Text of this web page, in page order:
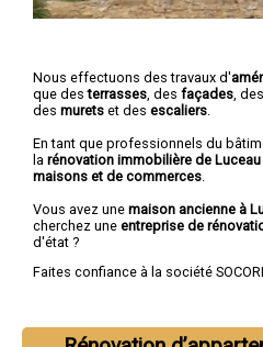
Nous effectuons des travaux d'
que desterrasses , des façades , des
des murets et des escaliers
En tant que professionnels du
la rénovation immobilière de
maisons et de commerces
Vous avez une maison ancienne à
cherchez une entreprise de
d'état ?
Faites confiance à la société